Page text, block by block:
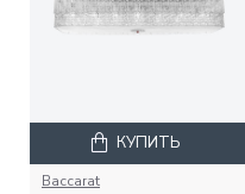
Baccarat
КУПИТЬ